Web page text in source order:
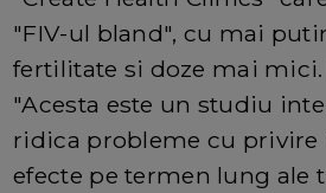
"FIV-ul bland", cu mai
fertilitate si doze mai mici.
"Acesta este un studiu
ridica probleme cu privire
efecte pe termen lung ale